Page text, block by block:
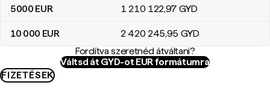
5000 EUR 1 210 122,97 GYD
10 000 EUR 2 420 245,95 GYD
Fordítva szeretnéd átváltani?
Váltsd át GYD-ot EUR formátumra
FIZETÉSEK